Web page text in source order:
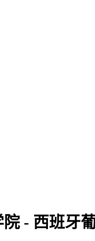
- 西班牙